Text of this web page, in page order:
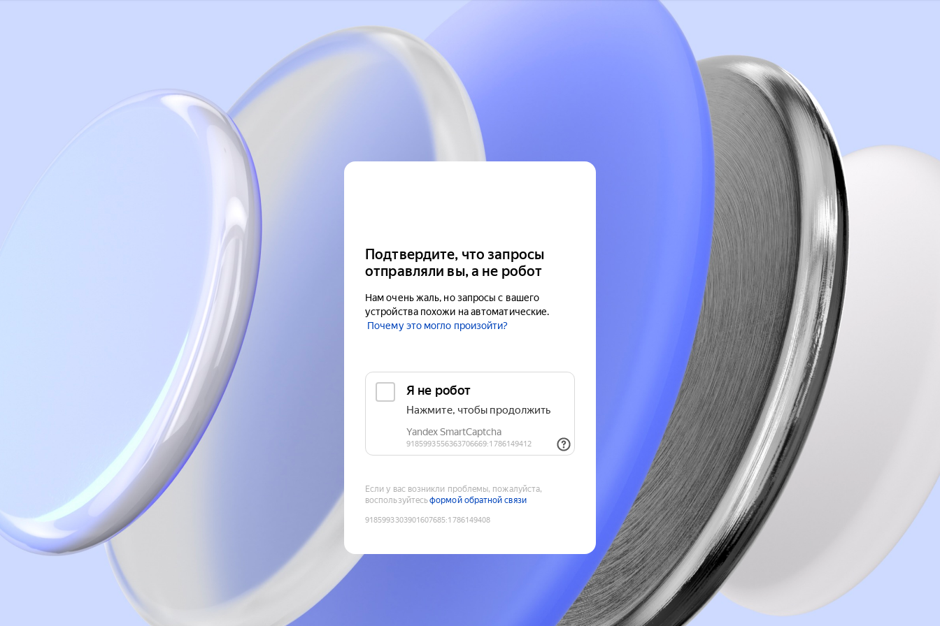
Подтвердите, что запросы
отправляли вы, а не робот
Нам очень жаль, но запросы с вашего
устройства похожи на автоматические.
Почему это могло произойти?
Если у вас возникли проблемы, пожалуйста,
воспользуйтесьформой обратной связи
9185993303901607685:1786149408